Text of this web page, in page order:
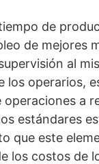
de
de mejores
al
los operarios,
operaciones a
estándares
que este
los costos de